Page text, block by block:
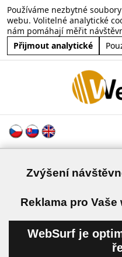
Používáme nezbytné
webu. Volitelné analytické
nám pomáhají měřit
Přijmout analytické
Zvýšení
Reklama pro
WebSurf je